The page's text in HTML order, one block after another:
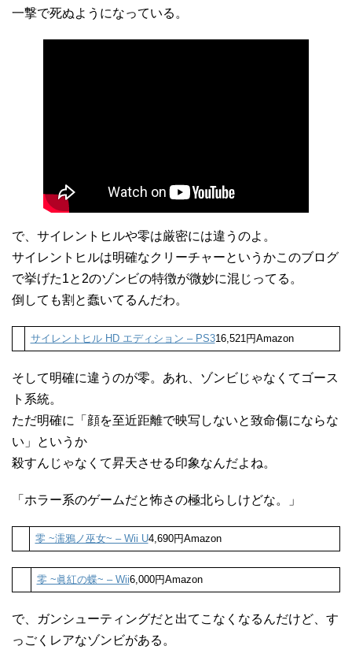
一撃で死ぬようになっている。
で、サイレントヒルや零は厳密には違うのよ。
サイレントヒルは明確なクリーチャーというかこのブログ
で挙げた1と2のゾンビの特徴が微妙に混じってる。
倒しても割と蠢いてるんだわ。
サイレントヒル HD エディション – PS316,521円Amazon
そして明確に違うのが零。あれ、ゾンビじゃなくてゴース
ト系統。
ただ明確に「顔を至近距離で映写しないと致命傷にならな
い」というか
殺すんじゃなくて昇天させる印象なんだよね。
「ホラー系のゲームだと怖さの極北らしけどな。」
零 ~濡鴉ノ巫女~ – Wii U4,690円Amazon
零 ~眞紅の蝶~ – Wii6,000円Amazon
で、ガンシューティングだと出てこなくなるんだけど、す
っごくレアなゾンビがある。